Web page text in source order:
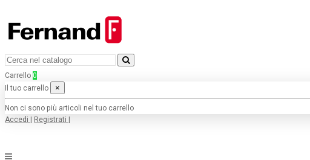
Carrello 0
Il tuo carrello
×
Non ci sono più articoli nel tuo carrello
Accedi
Registrati